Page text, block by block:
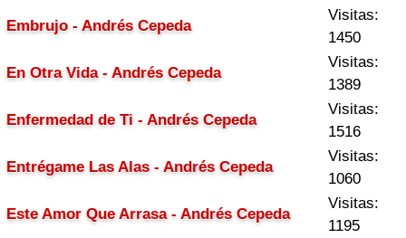
Embrujo - Andrés Cepeda
Visitas:
1450
En Otra Vida - Andrés Cepeda
Visitas:
1389
Enfermedad de Ti - Andrés Cepeda
Visitas:
1516
Entrégame Las Alas - Andrés Cepeda
Visitas:
1060
Este Amor Que Arrasa - Andrés Cepeda
Visitas:
1195